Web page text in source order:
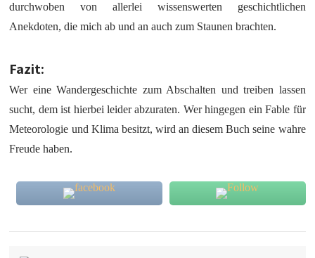
durchwoben von allerlei wissenswerten geschichtlichen
Anekdoten, die mich ab und an auch zum Staunen brachten.
Fazit:
Wer eine Wandergeschichte zum Abschalten und treiben lassen
sucht, dem ist hierbei leider abzuraten. Wer hingegen ein Fable für
Meteorologie und Klima besitzt, wird an diesem Buch seine wahre
Freude haben.